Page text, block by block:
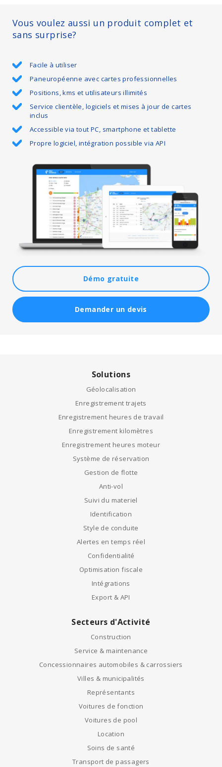
Démo gratuite
Demander un devis
Vous voulez aussi un produit complet et
sans surprise?
Facile à utiliser
Paneuropéenne avec cartes professionnelles
Positions, kms et utilisateurs illimités
Service clientèle, logiciels et mises à jour de cartes
inclus
Accessible via tout PC, smartphone et tablette
Propre logiciel, intégration possible via API
Solutions
Géolocalisation
Enregistrement trajets
Enregistrement heures de travail
Enregistrement kilomètres
Enregistrement heures moteur
Système de réservation
Gestion de flotte
Anti-vol
Suivi du materiel
Identification
Style de conduite
Alertes en temps réel
Confidentialité
Optimisation fiscale
Intégrations
Export & API
Secteurs d'Activité
Construction
Service & maintenance
Concessionnaires automobiles & carrossiers
Villes & municipalités
Représentants
Voitures de fonction
Voitures de pool
Location
Soins de santé
Transport de passagers